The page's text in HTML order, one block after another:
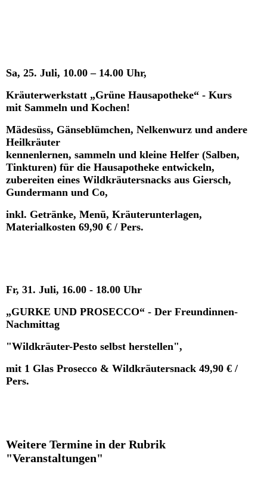
Sa, 25. Juli, 10.00 – 14.00 Uhr,
Kräuterwerkstatt „Grüne Hausapotheke“ - Kurs
mit Sammeln und Kochen!
Mädesüss, Gänseblümchen, Nelkenwurz und andere
Heilkräuter
kennenlernen, sammeln und kleine Helfer (Salben,
Tinkturen) für die Hausapotheke entwickeln,
zubereiten eines Wildkräutersnacks aus Giersch,
Gundermann und Co,
inkl. Getränke, Menü, Kräuterunterlagen,
Materialkosten 69,90 € / Pers.
Fr, 31. Juli, 16.00 - 18.00 Uhr
„GURKE UND PROSECCO“ - Der Freundinnen-
Nachmittag
"Wildkräuter-Pesto selbst herstellen",
mit 1 Glas Prosecco & Wildkräutersnack 49,90 € /
Pers.
Weitere Termine in der Rubrik
"Veranstaltungen"